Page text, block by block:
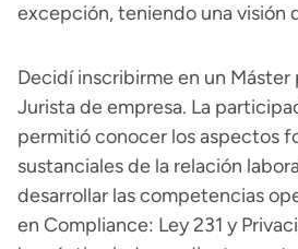
excepción, teniendo una visión
Decidí inscribirme en un
Jurista de empresa. La
permitió conocer los aspectos
sustanciales de la relación
desarrollar las competencias
en Compliance: Ley 231 y